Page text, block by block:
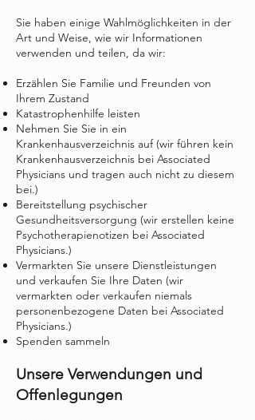
Sie haben einige Wahlmöglichkeiten in der
Art und Weise, wie wir Informationen
verwenden und teilen, da wir:
Erzählen Sie Familie und Freunden von
Ihrem Zustand
Katastrophenhilfe leisten
Nehmen Sie Sie in ein
Krankenhausverzeichnis auf (wir führen kein
Krankenhausverzeichnis bei Associated
Physicians und tragen auch nicht zu diesem
bei.)
Bereitstellung psychischer
Gesundheitsversorgung (wir erstellen keine
Psychotherapienotizen bei Associated
Physicians.)
Vermarkten Sie unsere Dienstleistungen
und verkaufen Sie Ihre Daten (wir
vermarkten oder verkaufen niemals
personenbezogene Daten bei Associated
Physicians.)
Spenden sammeln
Unsere Verwendungen und
Offenlegungen